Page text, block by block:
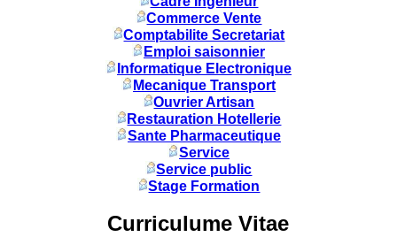
Commerce Vente
Comptabilite Secretariat
Emploi saisonnier
Informatique Electronique
Mecanique Transport
Ouvrier Artisan
Restauration Hotellerie
Sante Pharmaceutique
Service
Service public
Stage Formation
Curriculume Vitae